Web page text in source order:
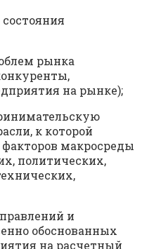
рынка
на рынке);
к которой
макросреды
политических,
и
обоснованных
на расчетный